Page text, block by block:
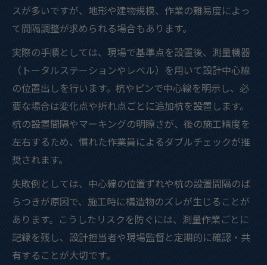
スが多いですが、地形や建物規模、作業の難易度によっ
て間隔調整が求められる場合もあります。
実際の手順としては、現場で基準点を設置後、測量機器
（トータルステーションやレベル）を用いて設計中心線
の位置出しを行います。杭やピンで中心線を明示し、必
要な場合は変化点や折れ点ごとに追加杭を設置します。
杭の設置間隔やマーキングの明瞭さが、後の施工精度を
左右するため、慣れた作業員によるダブルチェックが推
奨されます。
失敗例としては、中心線の位置ずれや杭の設置間隔のば
らつきが原因で、施工時に構造物のズレが生じることが
あります。こうしたリスクを防ぐには、測量作業ごとに
記録を残し、設計担当者や現場監督と定期的に確認・共
有することが大切です。